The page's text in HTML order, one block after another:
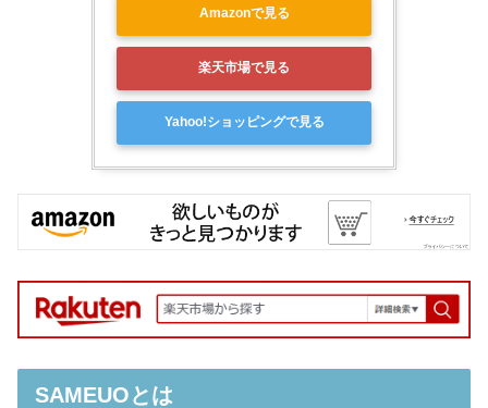
Amazonで見る
楽天市場で見る
Yahoo!ショッピングで見る
SAMEUOとは